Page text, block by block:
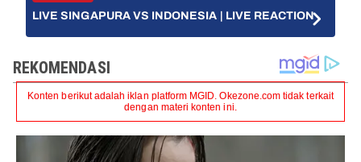
LIVE SINGAPURA VS INDONESIA | LIVE REACTION